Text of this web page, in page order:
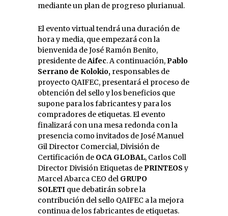
mediante un plan de progreso plurianual.
El evento virtual tendrá una duración de
hora y media, que empezará con la
bienvenida de José Ramón Benito,
presidente deAifec. A continuación,Pablo
Serrano de Kolokio, responsables de
proyecto QAIFEC, presentará el proceso de
obtención del sello y los beneficios que
supone para los fabricantes y para los
compradores de etiquetas. El evento
finalizará con una mesa redonda con la
presencia como invitados de José Manuel
Gil Director Comercial, División de
Certificación de OCA GLOBAL, Carlos Coll
Director División Etiquetas dePRINTEOSy
Marcel Abarca CEO del GRUPO
SOLETI que debatirán sobre la
contribución del sello QAIFEC a la mejora
continua de los fabricantes de etiquetas.